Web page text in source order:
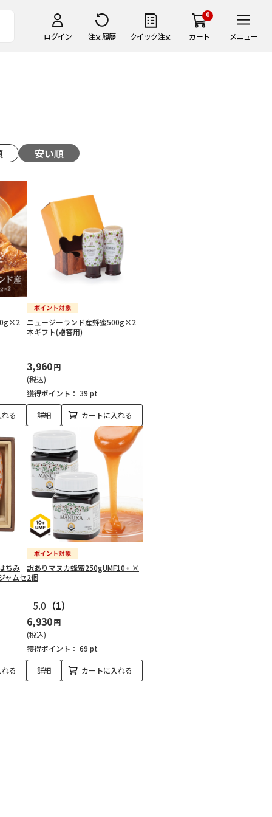
ログイン 注文履歴 クイック注文
0
カート メニュー
安い順
る
ニュージーランド産蜂蜜500g×2
本ギフト(贈答用)
3,960円
(税込)
獲得ポイント： 39 pt
詳細 カートに入れる
ちみ
ャムセ
る
訳ありマヌカ蜂蜜250gUMF10+ ×
2個
5.0 （1）
6,930円
(税込)
獲得ポイント： 69 pt
詳細 カートに入れる